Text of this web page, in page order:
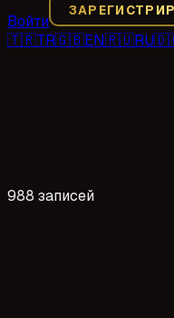
Войти
🇹🇷TR🇬🇧EN🇷🇺RU
988 записей